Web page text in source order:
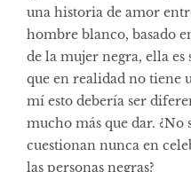
una historia de amor
hombre blanco, basado
de la mujer negra, ella
que en realidad no tiene
mí esto debería ser
mucho más que dar. ¿No
cuestionan nunca en
las personas negras?